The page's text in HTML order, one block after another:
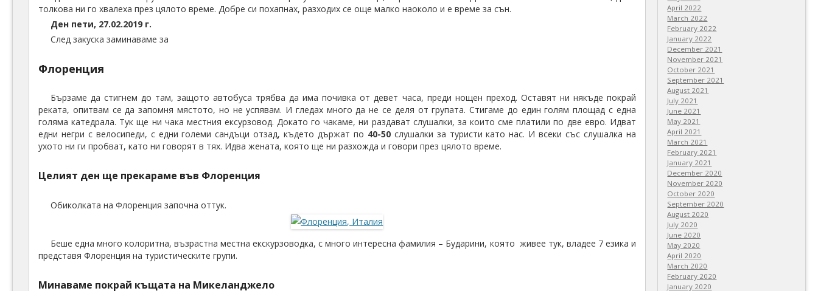
толкова ни го хвалеха през цялото време. Добре си похапнах, разходих се още малко наоколо и е време за сън.
Ден пети, 27.02.2019 г.
След закуска заминаваме за
Флоренция
Бързаме да стигнем до там, защото автобуса трябва да има почивка от девет часа, преди нощен преход. Оставят ни някъде покрай
реката, опитвам се да запомня мястото, но не успявам. И гледах много да не се деля от групата. Стигаме до един голям площад с една
голяма катедрала. Тук ще ни чака местния ексурзовод. Докато го чакаме, ни раздават слушалки, за които сме платили по две евро. Идват
едни негри с велосипеди, с едни големи сандъци отзад, където държат по 40-50слушалки за туристи като нас. И всеки със слушалка на
ухото ни ги пробват, като ни говорят в тях. Идва жената, която ще ни разхожда и говори през цялото време.
Целият ден ще прекараме във Флоренция
Обиколката на Флоренция започна оттук.
Беше една много колоритна, възрастна местна екскурзоводка, с много интересна фамилия – Бударини, която живее тук, владее 7 езика и
представя Флоренция на туристическите групи.
Минаваме покрай къщата на Микеланджело
April 2022
March 2022
February 2022
January 2022
December 2021
November 2021
October 2021
September 2021
August 2021
July 2021
June 2021
May 2021
April 2021
March 2021
February 2021
January 2021
December 2020
November 2020
October 2020
September 2020
August 2020
July 2020
June 2020
May 2020
April 2020
March 2020
February 2020
January 2020